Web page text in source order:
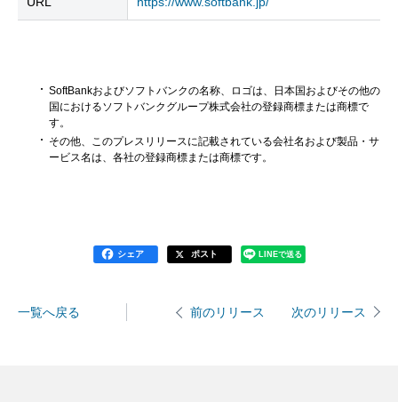
SoftBankおよびソフトバンクの名称、ロゴは、日本国およびその他の
国におけるソフトバンクグループ株式会社の登録商標または商標で
す。
その他、このプレスリリースに記載されている会社名および製品・サ
ービス名は、各社の登録商標または商標です。
シェア ポスト LINEで送る
一覧へ戻る 前のリリース 次のリリース